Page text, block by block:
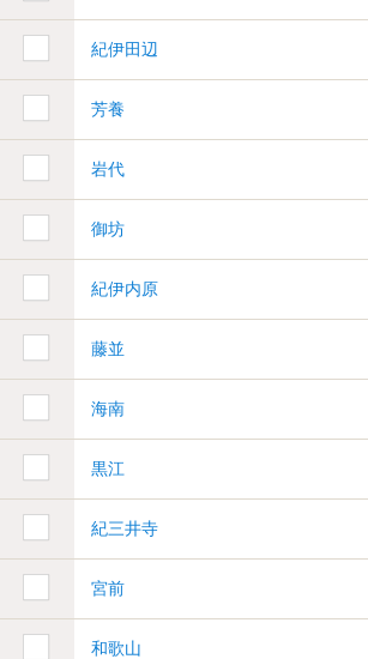
紀伊田辺
芳養
岩代
御坊
紀伊内原
藤並
海南
黒江
紀三井寺
宮前
和歌山